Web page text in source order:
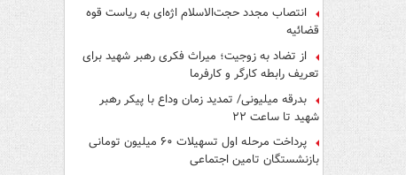
انتصاب مجدد حجت‌الاسلام اژه‌ای به ریاست قوه‌
قضائیه
از تضاد به زوجیت؛ میراث فکری رهبر شهید برای
تعریف رابطه کارگر و کارفرما
بدرقه میلیونی/ تمدید زمان وداع با پیکر رهبر
شهید تا ساعت ۲۲
پرداخت مرحله اول تسهیلات ۶۰ میلیون تومانی
بازنشستگان تامین اجتماعی